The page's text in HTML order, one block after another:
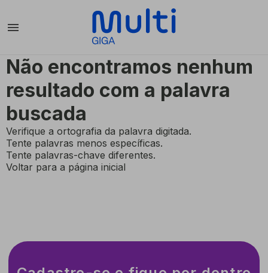
menu
Não encontramos nenhum
resultado com a palavra
buscada
Verifique a ortografia da palavra digitada.
Tente palavras menos específicas.
Tente palavras-chave diferentes.
Voltar para a página inicial